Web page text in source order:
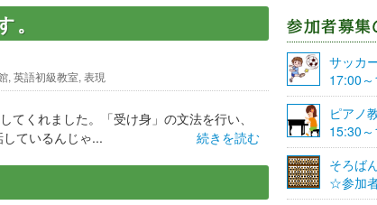
, 英語初級教室, 表現
くれました。「受け身」の文法を行い、
ているんじゃ...
続きを読む
サッカ
17:00
集☆
ピアノ
15:30
集☆
そろば
☆参加